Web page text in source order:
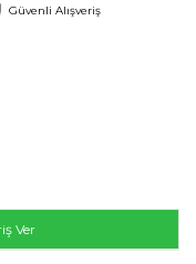
Güvenli Alışveriş
Ver